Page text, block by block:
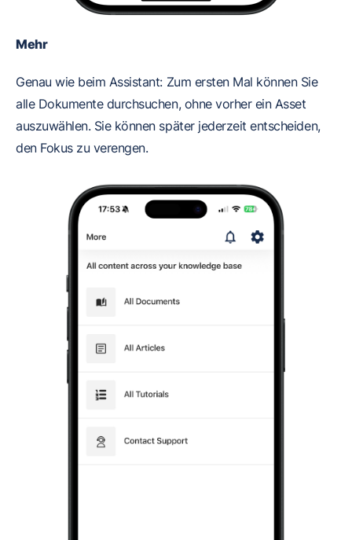
Mehr
Genau wie beim Assistant: Zum ersten Mal können Sie
alle Dokumente durchsuchen, ohne vorher ein Asset
auszuwählen. Sie können später jederzeit entscheiden,
den Fokus zu verengen.